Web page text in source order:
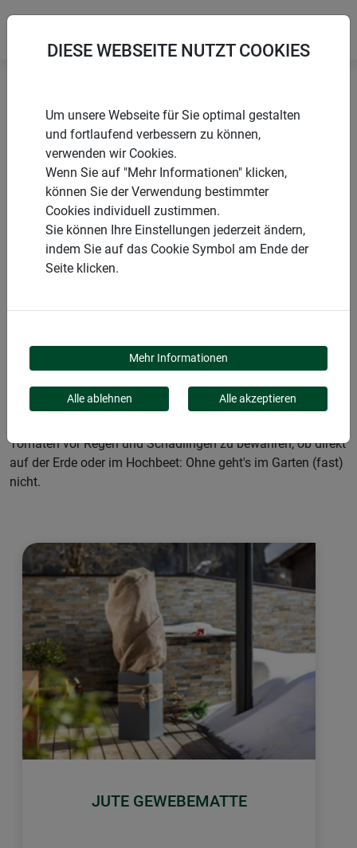
Startseite Produkte Garten
Folien & Vliese
Folien & Vliese aus Naturmaterialien
PRODUKTKATEGORIE
FOLIEN & VLIESE AUS
NATURMATERIALIEN
Gut geschützt kann auch mit Produkten aus
Naturmaterialien funktionieren! Zum Unkraut bekämpfen,
Tomaten vor Regen und Schädlingen zu bewahren, ob direkt
auf der Erde oder im Hochbeet: Ohne geht's im Garten (fast)
nicht.
JUTE GEWEBEMATTE
DIESE WEBSEITE NUTZT COOKIES
Um unsere Webseite für Sie optimal gestalten
und fortlaufend verbessern zu können,
verwenden wir Cookies.
Wenn Sie auf "Mehr Informationen" klicken,
können Sie der Verwendung bestimmter
Cookies individuell zustimmen.
Sie können Ihre Einstellungen jederzeit ändern,
indem Sie auf das Cookie Symbol am Ende der
Seite klicken.
Mehr Informationen
Alle ablehnen Alle akzeptieren